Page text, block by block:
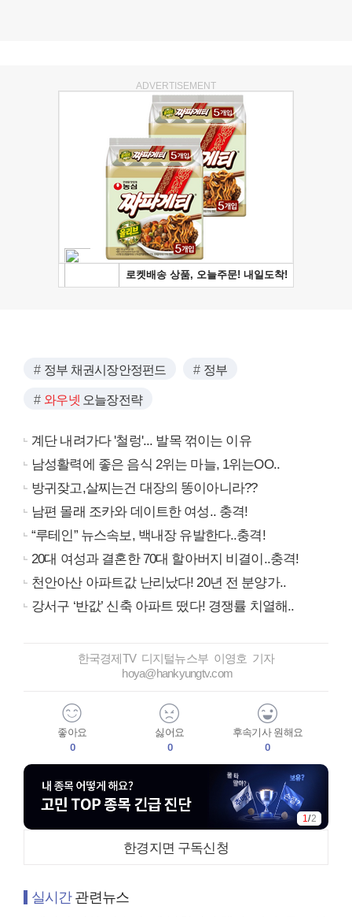
ADVERTISEMENT
정부 채권시장안정펀드 정부
와우넷 오늘장전략
계단 내려가다 '철렁'... 발목 꺾이는 이유
남성활력에 좋은 음식 2위는 마늘, 1위는OO..
방귀잦고,살찌는건 대장의 똥이아니라??
남편 몰래 조카와 데이트한 여성.. 충격!
“루테인” 뉴스속보, 백내장 유발한다..충격!
20대 여성과 결혼한 70대 할아버지 비결이..충격!
천안아산 아파트값 난리났다! 20년 전 분양가..
강서구 ‘반값’ 신축 아파트 떴다! 경쟁률 치열해..
한국경제TV 디지털뉴스부 이영호 기자
hoya@hankyungtv.com
좋아요
0
싫어요
0
후속기사 원해요
0
1/2
한경지면 구독신청
실시간관련뉴스